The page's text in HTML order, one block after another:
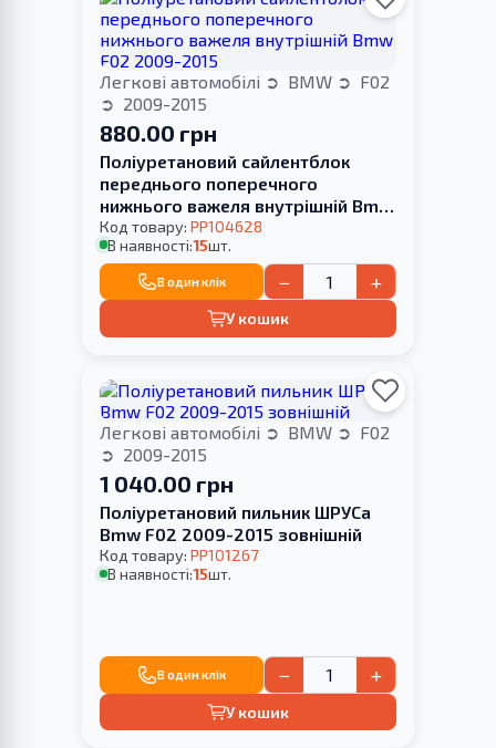
Легкові автомобілі BMW
F02
2009-2015
880.00 грн
Поліуретановий сайлентблок
переднього поперечного
нижнього важеля внутрішній Bmw
F02 2009-2015
Код товару: PP104628
В наявності:15шт.
В один клік − +
У кошик
Легкові автомобілі BMW
F02
2009-2015
1 040.00 грн
Поліуретановий пильник ШРУСа
Bmw F02 2009-2015 зовнішній
Код товару: PP101267
В наявності:15шт.
В один клік − +
У кошик